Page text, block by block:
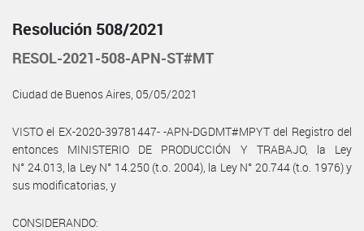
Resolución 508/2021
RESOL-2021-508-APN-ST#MT
Ciudad de Buenos Aires, 05/05/2021
VISTO el EX-2020-39781447- -APN-DGDMT#MPYT del Registro del
entonces MINISTERIO DE PRODUCCIÓN Y TRABAJO, la Ley
N° 24.013, la Ley N° 14.250 (t.o. 2004), la Ley N° 20.744 (t.o. 1976) y
sus modificatorias, y
CONSIDERANDO: